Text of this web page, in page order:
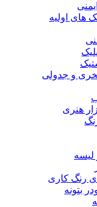
های اولیه
و جدولی
هنری
لیسه
رنگ کاری
بتونه